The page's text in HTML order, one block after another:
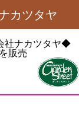
カツタヤ
社ナカツタヤ◆
販売